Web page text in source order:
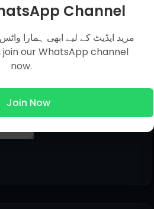
Channel
مزید اپڈیٹ کے لیے ابھی ہمارا
our WhatsApp channel
now.
Join Now